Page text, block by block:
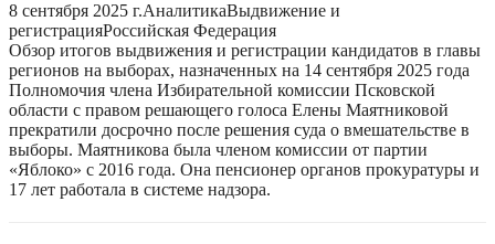
8 сентября 2025 г.АналитикаВыдвижение и
регистрацияРоссийская Федерация
Обзор итогов выдвижения и регистрации кандидатов в главы
регионов на выборах, назначенных на 14 сентября 2025 года
Полномочия члена Избирательной комиссии Псковской
области с правом решающего голоса Елены Маятниковой
прекратили досрочно после решения суда о вмешательстве в
выборы. Маятникова была членом комиссии от партии
«Яблоко» с 2016 года. Она пенсионер органов прокуратуры и
17 лет работала в системе надзора.